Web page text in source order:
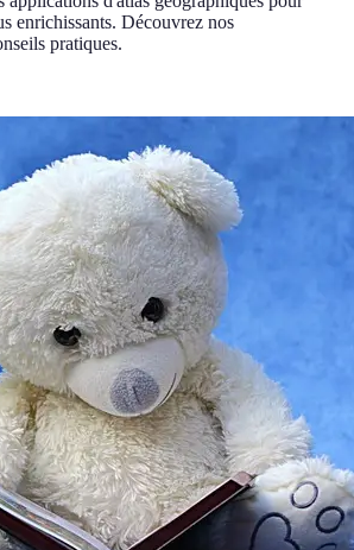
enrichissants. Découvrez nos
pratiques.